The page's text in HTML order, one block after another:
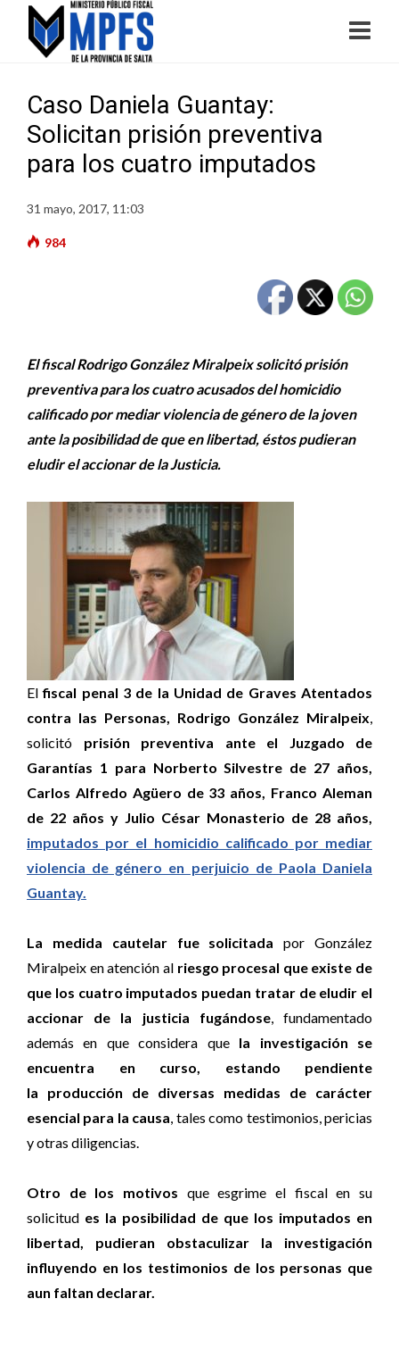
Caso Daniela Guantay:
Solicitan prisión preventiva
para los cuatro imputados
31 mayo, 2017, 11:03
984
El fiscal Rodrigo González Miralpeix solicitó prisión
preventiva para los cuatro acusados del homicidio
calificado por mediar violencia de género de la joven
ante la posibilidad de que en libertad, éstos pudieran
eludir el accionar de la Justicia.
Elfiscal penal 3 de la Unidad de Graves Atentados
contra las Personas, Rodrigo González Miralpeix,
solicitó prisión preventiva ante el Juzgado de
Garantías 1 para Norberto Silvestre de 27 años,
Carlos Alfredo Agüero de 33 años, Franco Aleman
de 22 años y Julio César Monasterio de 28 años,
imputados por el homicidio calificado por mediar
violencia de género en perjuicio de Paola Daniela
Guantay.
La medida cautelar fue solicitada por González
Miralpeix en atención alriesgo procesal que existe de
que los cuatro imputados puedan tratar de eludir el
accionar de la justicia fugándose, fundamentado
además en que considera que la investigación se
encuentra en curso, estando pendiente
la producción de diversas medidas de carácter
esencial para la causa, tales como testimonios, pericias
y otras diligencias.
Otro de los motivos que esgrime el fiscal en su
solicitud es la posibilidad de que los imputados en
libertad, pudieran obstaculizar la investigación
influyendo en los testimonios de los personas que
aun faltan declarar.